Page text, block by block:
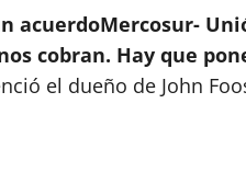
acuerdoMercosur-
cobran. Hay que
el dueño de John